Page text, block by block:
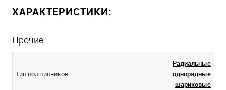
ХАРАКТЕРИСТИКИ:
Прочие
Тип подшипников
Радиальные
однорядные
шариковые